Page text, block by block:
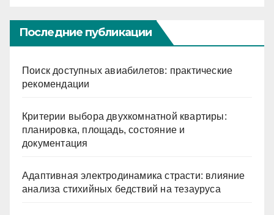
Последние публикации
Поиск доступных авиабилетов: практические
рекомендации
Критерии выбора двухкомнатной квартиры:
планировка, площадь, состояние и
документация
Адаптивная электродинамика страсти: влияние
анализа стихийных бедствий на тезауруса